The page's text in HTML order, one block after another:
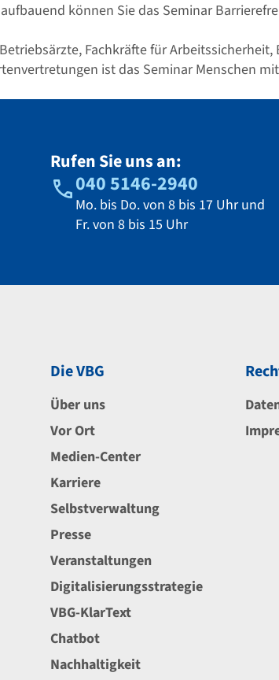
können Sie das Seminar
Fachkräfte für
ist das Seminar Menschen
Rufen Sie uns an:
040 5146-2940
Mo. bis Do. von 8 bis 17 Uhr und
Fr. von 8 bis 15 Uhr
Die VBG
Über uns
Vor Ort
Medien-Center
Karriere
Selbstverwaltung
Presse
Veranstaltungen
Digitalisierungsstrategie
VBG-KlarText
Chatbot
Nachhaltigkeit